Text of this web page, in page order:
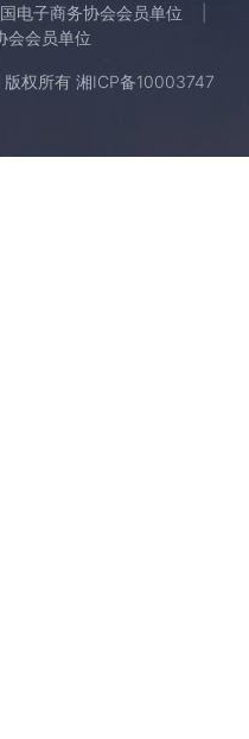
电子商务协会会员单位
会会员单位
权所有 湘ICP备10003747